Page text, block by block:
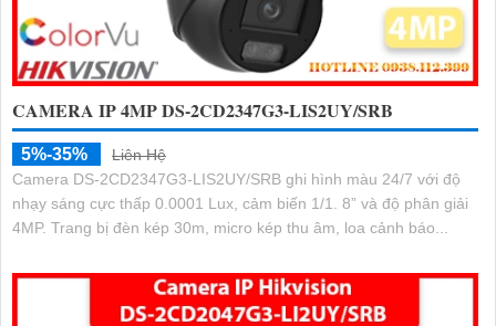
CAMERA IP 4MP DS-2CD2347G3-LIS2UY/SRB
5%-35%
Liên Hệ
Camera DS-2CD2347G3-LIS2UY/SRB ghi hình màu 24/7 với độ
nhạy sáng cực thấp 0.0001 Lux, cảm biến 1/1. 8” và độ phân giải
4MP. Trang bị đèn kép 30m, micro kép thu âm, loa cảnh báo...